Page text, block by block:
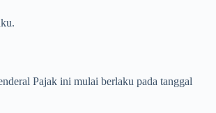
Pajak ini mulai berlaku pada tanggal